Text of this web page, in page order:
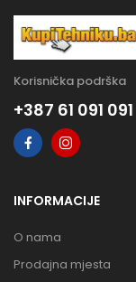
Korisnička podrška
+387 61 091 091
INFORMACIJE
O nama
Prodajna mjesta